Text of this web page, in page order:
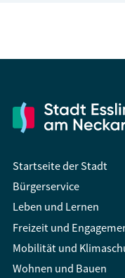
Startseite der Stadt
Bürgerservice
Leben und Lernen
Freizeit und
Mobilität und
Wohnen und Bauen